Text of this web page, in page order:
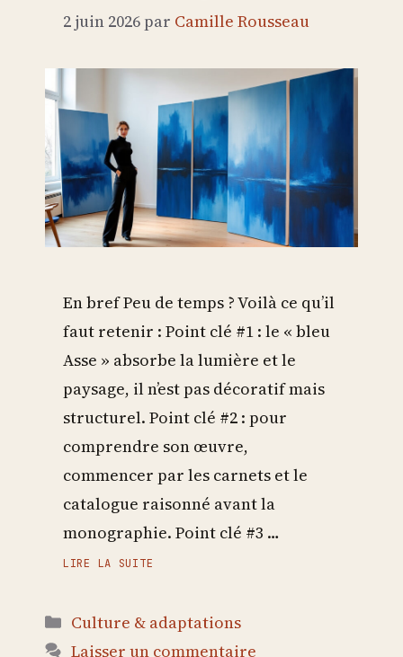
2 juin 2026 par Camille Rousseau
En bref Peu de temps ? Voilà ce qu’il
faut retenir : Point clé #1 : le « bleu
Asse » absorbe la lumière et le
paysage, il n’est pas décoratif mais
structurel. Point clé #2 : pour
comprendre son œuvre,
commencer par les carnets et le
catalogue raisonné avant la
monographie. Point clé #3 …
LIRE LA SUITE
Catégories
Culture & adaptations
Laisser un commentaire